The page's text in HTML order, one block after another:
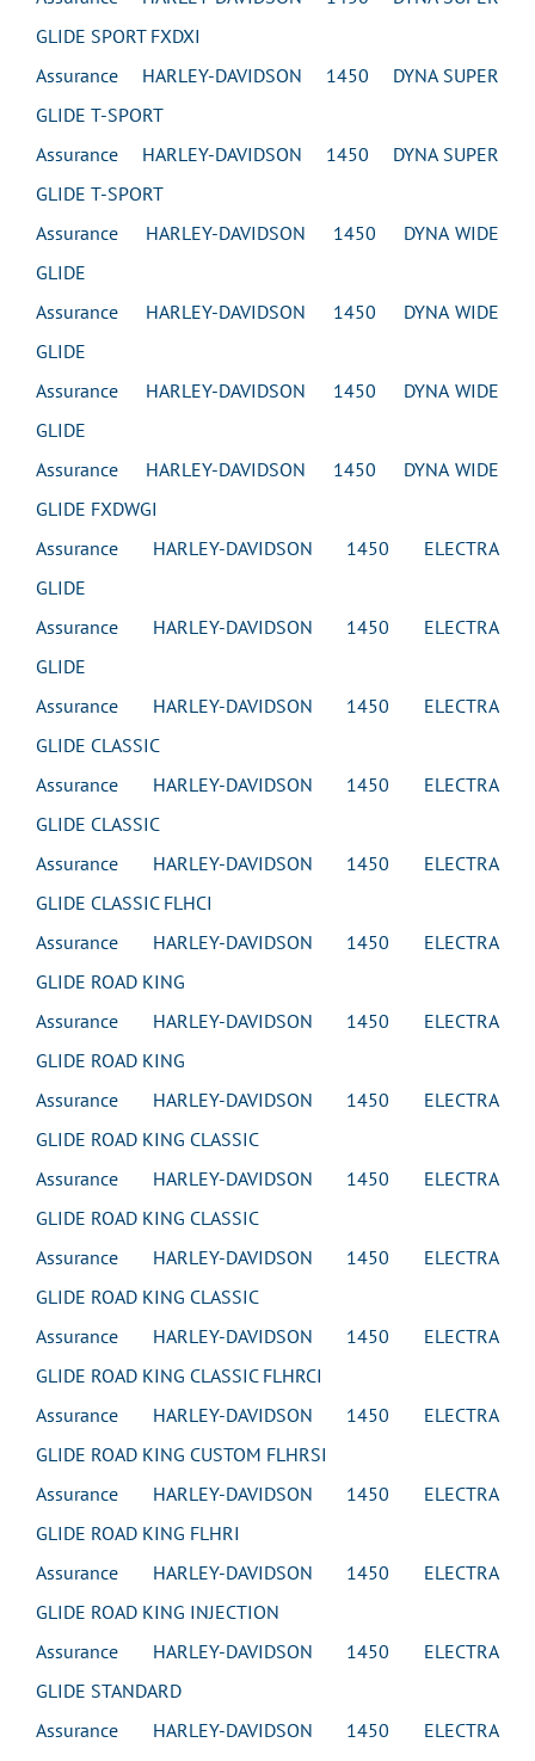
GLIDE SPORT FXDXI
Assurance HARLEY-DAVIDSON 1450 DYNA SUPER
GLIDE T-SPORT
Assurance HARLEY-DAVIDSON 1450 DYNA SUPER
GLIDE T-SPORT
Assurance HARLEY-DAVIDSON 1450 DYNA WIDE
GLIDE
Assurance HARLEY-DAVIDSON 1450 DYNA WIDE
GLIDE
Assurance HARLEY-DAVIDSON 1450 DYNA WIDE
GLIDE
Assurance HARLEY-DAVIDSON 1450 DYNA WIDE
GLIDE FXDWGI
Assurance HARLEY-DAVIDSON 1450 ELECTRA
GLIDE
Assurance HARLEY-DAVIDSON 1450 ELECTRA
GLIDE
Assurance HARLEY-DAVIDSON 1450 ELECTRA
GLIDE CLASSIC
Assurance HARLEY-DAVIDSON 1450 ELECTRA
GLIDE CLASSIC
Assurance HARLEY-DAVIDSON 1450 ELECTRA
GLIDE CLASSIC FLHCI
Assurance HARLEY-DAVIDSON 1450 ELECTRA
GLIDE ROAD KING
Assurance HARLEY-DAVIDSON 1450 ELECTRA
GLIDE ROAD KING
Assurance HARLEY-DAVIDSON 1450 ELECTRA
GLIDE ROAD KING CLASSIC
Assurance HARLEY-DAVIDSON 1450 ELECTRA
GLIDE ROAD KING CLASSIC
Assurance HARLEY-DAVIDSON 1450 ELECTRA
GLIDE ROAD KING CLASSIC
Assurance HARLEY-DAVIDSON 1450 ELECTRA
GLIDE ROAD KING CLASSIC FLHRCI
Assurance HARLEY-DAVIDSON 1450 ELECTRA
GLIDE ROAD KING CUSTOM FLHRSI
Assurance HARLEY-DAVIDSON 1450 ELECTRA
GLIDE ROAD KING FLHRI
Assurance HARLEY-DAVIDSON 1450 ELECTRA
GLIDE ROAD KING INJECTION
Assurance HARLEY-DAVIDSON 1450 ELECTRA
GLIDE STANDARD
Assurance HARLEY-DAVIDSON 1450 ELECTRA